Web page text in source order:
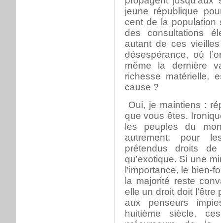
jeune république
cent de la population
des consultations
autant de ces
désespérance, où
même la dernière
richesse matérielle,
cause ?
Oui, je maintiens :
que vous êtes.
les peuples du
autrement, pour
prétendus droits
qu’exotique. Si une
l’importance, le bien-
la majorité reste
elle un droit doit
aux penseurs
huitième siècle,